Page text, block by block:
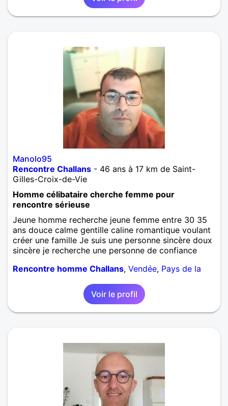
Manolo95
Rencontre Challans - 46 ans à 17 km de Saint-
Gilles-Croix-de-Vie
Homme célibataire cherche femme pour
rencontre sérieuse
Jeune homme recherche jeune femme entre 30 35
ans douce calme gentille caline romantique voulant
créer une famille Je suis une personne sincère doux
sincère je recherche une personne de confiance
Rencontre homme Challans, Vendée, Pays de la
Voir le profil